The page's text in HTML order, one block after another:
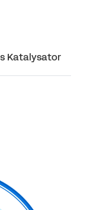
Katalysator